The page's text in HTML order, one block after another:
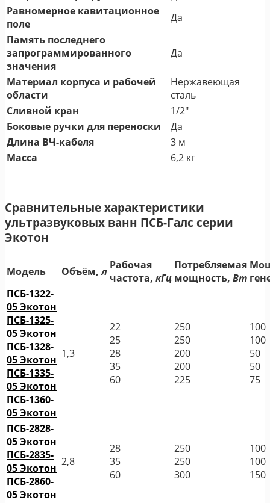
Равномерное кавитационное
поле
Да
Память последнего
запрограммированного
значения
Да
Материал корпуса и рабочей
области
Нержавеющая
сталь
Сливной кран
1/2"
Боковые ручки для переноски
Да
Длина ВЧ-кабеля
3 м
Масса
6,2 кг
Сравнительные характеристики
ультразвуковых ванн ПСБ-Галс серии
Экотон
Модель Объём,л Рабочая
частота, кГц
Потребляемая
мощность, Вт
ПСБ-1322-
05 Экотон
ПСБ-1325-
05 Экотон
ПСБ-1328-
05 Экотон
ПСБ-1335-
05 Экотон
ПСБ-1360-
05 Экотон
1,3
22
25
28
35
60
250
250
200
200
225
100
100
50
50
75
ПСБ-2828-
05 Экотон
ПСБ-2835-
05 Экотон
ПСБ-2860-
05 Экотон
2,8
28
35
60
250
250
300
100
100
150